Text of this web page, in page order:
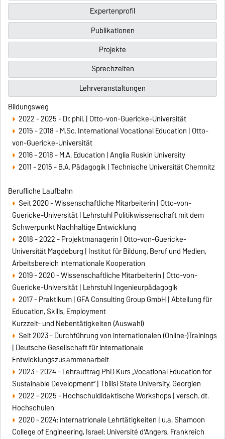
Expertenprofil
Publikationen
Projekte
Sprechzeiten
Lehrveranstaltungen
Bildungsweg
2022 - 2025 - Dr. phil. | Otto-von-Guericke-Universität
2015 - 2018 - M.Sc. International Vocational Education | Otto-
von-Guericke-Universität
2016 - 2018 - M.A. Education | Anglia Ruskin University
2011 - 2015 - B.A. Pädagogik | Technische Universität Chemnitz
Berufliche Laufbahn
Seit 2020 - Wissenschaftliche Mitarbeiterin | Otto-von-
Guericke-Universität | Lehrstuhl Politikwissenschaft mit dem
Schwerpunkt Nachhaltige Entwicklung
2018 - 2022 - Projektmanagerin | Otto-von-Guericke-
Universität Magdeburg | Institut für Bildung, Beruf und Medien,
Arbeitsbereich internationale Kooperation
2019 - 2020 - Wissenschaftliche Mitarbeiterin | Otto-von-
Guericke-Universität | Lehrstuhl Ingenieurpädagogik
2017 - Praktikum | GFA Consulting Group GmbH | Abteilung für
Education, Skills, Employment
Kurzzeit- und Nebentätigkeiten (Auswahl)
Seit 2023 - Durchführung von internationalen (Online-)Trainings
| Deutsche Gesellschaft für internationale
Entwicklungszusammenarbeit
2023 - 2024 - Lehrauftrag PhD Kurs „Vocational Education for
Sustainable Development” | Tbilisi State University, Georgien
2022 - 2025 - Hochschuldidaktische Workshops | versch. dt.
Hochschulen
2020 - 2024: internatrionale Lehrtätigkeiten | u.a. Shamoon
College of Engineering, Israel; Université d'Angers, Frankreich